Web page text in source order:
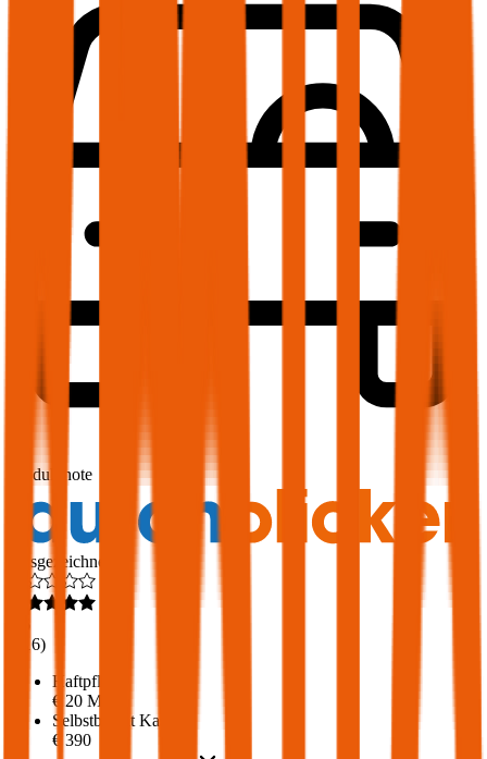
Produktnote
Ausgezeichnet
216)
Haftpflicht
€ 20 Mio.
Selbstbehalt Kasko
€ 390